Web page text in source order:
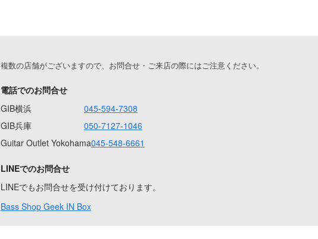
複数の店舗がございますので、お問合せ・ご来店の際にはご注意ください。
電話でのお問合せ
GIB横浜
045-594-7308
GIB兵庫
050-7127-1046
Guitar Outlet Yokohama045-548-6661
LINEでのお問合せ
LINEでもお問合せを受け付けております。
Bass Shop Geek IN Box